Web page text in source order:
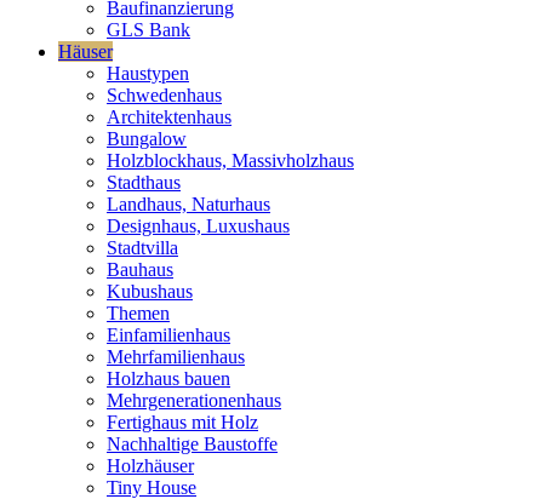
Baufinanzierung
GLS Bank
Häuser
Haustypen
Schwedenhaus
Architektenhaus
Bungalow
Holzblockhaus, Massivholzhaus
Stadthaus
Landhaus, Naturhaus
Designhaus, Luxushaus
Stadtvilla
Bauhaus
Kubushaus
Themen
Einfamilienhaus
Mehrfamilienhaus
Holzhaus bauen
Mehrgenerationenhaus
Fertighaus mit Holz
Nachhaltige Baustoffe
Holzhäuser
Tiny House